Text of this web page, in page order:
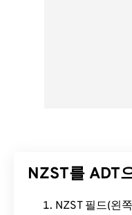
NZST를 ADT
NZST 필드(왼